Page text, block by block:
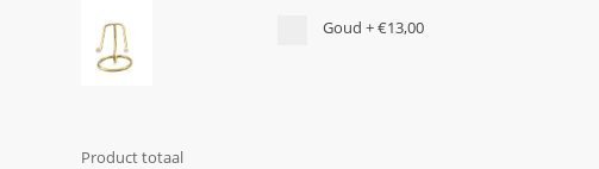
Goud +€13,00
Product totaal